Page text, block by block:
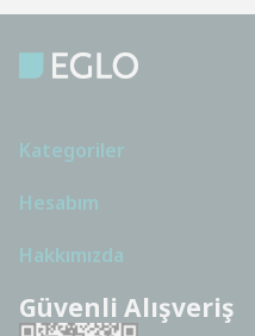
Kategoriler
Hesabım
Hakkımızda
Güvenli Alışveriş